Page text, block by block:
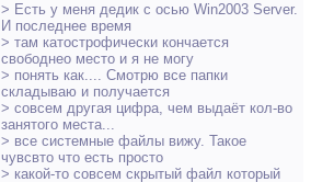
> Есть у меня дедик с осью Win2003 Server.
И последнее время
> там катострофически кончается
свободнео место и я не могу
> понять как.... Смотрю все папки
складываю и получается
> совсем другая цифра, чем выдаёт кол-во
занятого места...
> все системные файлы вижу. Такое
чувсвто что есть просто
> какой-то совсем скрытый файл который